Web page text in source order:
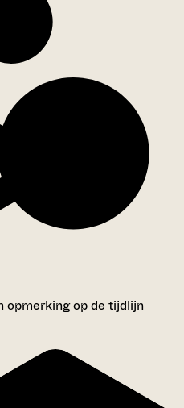
opmerking op de tijdlijn